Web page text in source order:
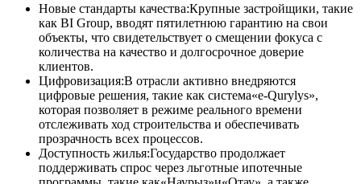
Новые стандарты качества:Крупные застройщики, такие
как BI Group, вводят пятилетнюю гарантию на свои
объекты, что свидетельствует о смещении фокуса с
количества на качество и долгосрочное доверие
клиентов.
Цифровизация:В отрасли активно внедряются
цифровые решения, такие как система«e-Qurylys»,
которая позволяет в режиме реального времени
отслеживать ход строительства и обеспечивать
прозрачность всех процессов.
Доступность жилья:Государство продолжает
поддерживать спрос через льготные ипотечные